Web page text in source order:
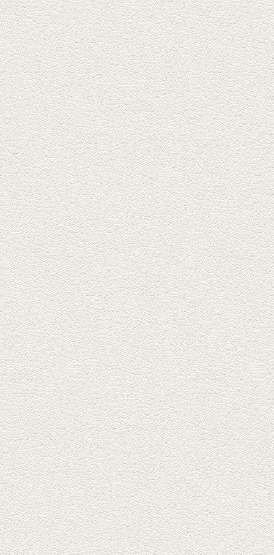
焼き餃子＆海老チリ
栄通りの路地奥、隠れ家的な店
『富富飯店 新市街酒家』へ。２
階に...
2026年1月9日放送
酢だこ＆焼ぎょうざ
健軍で人吉の有名店のぎょうざ
を！『松龍軒健軍店』で、味わ
いの刻...
2025年12月19日放送
おばんざい三種盛＆麻婆
豆腐
東区月出『中華酒場アガレヤ』
は、スパイスが効いた一味違う
中華が...
2025年11月28日放送
ごま鯛＆牛すじ大根
名店揃いの並木坂ドルハウスビ
ルに今年生まれた新たな名店、
『家庭...
2025年11月7日放送
贅沢馬刺し盛合せ＆極上
馬肉しゃぶしゃぶ
籠町通り『熊本郷土料理 酒ト肴
もなか』で熊本県産の馬肉料理
を！...
2025年10月17日放送
ヒレ焼き＆牛ひれ肉汁カ
レー
武蔵小路で人気の『ヒレ肉じゅ
んちゃん』へ。『銀ハイ』で乾
杯！ブ...
2025年9月26日放送
フォンダンエッグ＆二郎
系にんにくパスタ
北区麻生田の人気店『多酒多菜
満月』へ。『しろ』水割で乾
杯！出...
2025年9月5日放送